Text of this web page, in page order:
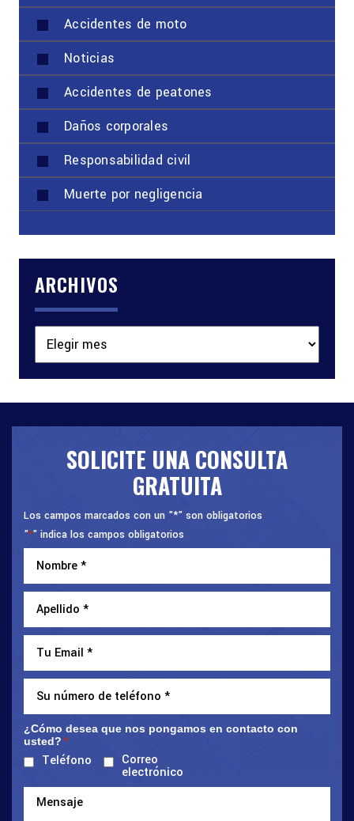
Accidentes de moto
Noticias
Accidentes de peatones
Daños corporales
Responsabilidad civil
Muerte por negligencia
ARCHIVOS
SOLICITE UNA CONSULTA
GRATUITA
Los campos marcados con un "*" son obligatorios
"*" indica los campos obligatorios
¿Cómo desea que nos pongamos en contacto con
usted? *
Teléfono Correo
electrónico